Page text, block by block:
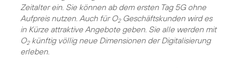
Zeitalter ein. Sie können ab dem ersten Tag 5G ohne
Aufpreis nutzen. Auch für O2Geschäftskunden wird es
in Kürze attraktive Angebote geben. Sie alle werden mit
O2künftig völlig neue Dimensionen der Digitalisierung
erleben.